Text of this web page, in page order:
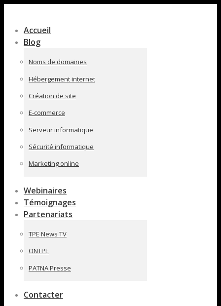
pleine
largeur
Accueil
Blog
Noms de domaines
Hébergement internet
Création de site
E-commerce
Serveur informatique
Sécurité informatique
Marketing online
Webinaires
Témoignages
Partenariats
TPE News TV
ONTPE
PATNA Presse
Contacter